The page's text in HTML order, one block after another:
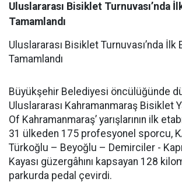
Uluslararası Bisiklet Turnuvası’nda
Tamamlandı
Uluslararası Bisiklet Turnuvası’nda İlk
Tamamlandı
Büyükşehir Belediyesi öncülüğünde
Uluslararası Kahramanmaraş Bisiklet
Of Kahramanmaraş’ yarışlarının ilk
31 ülkeden 175 profesyonel sporcu,
Türkoğlu – Beyoğlu – Demirciler -
Kayası güzergâhını kapsayan 128
parkurda pedal çevirdi.